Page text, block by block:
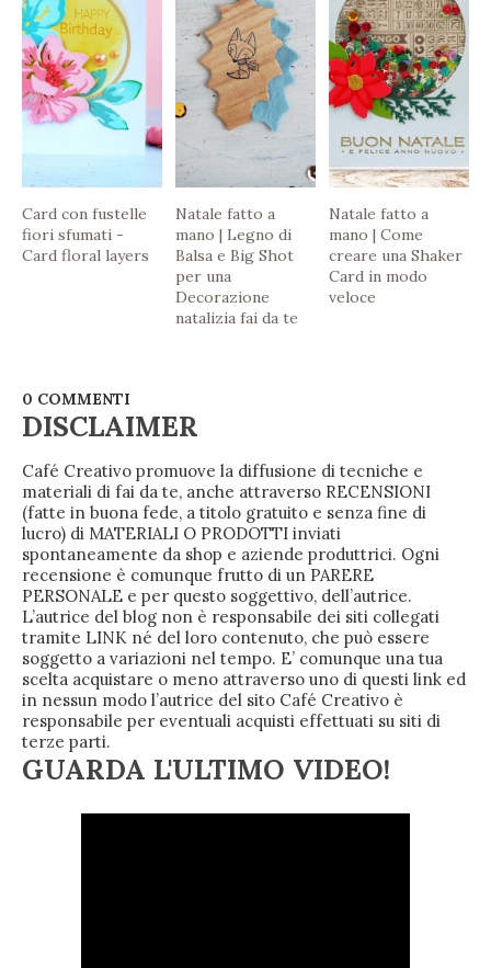
Card con fustelle
fiori sfumati -
Card floral layers
Natale fatto a
mano | Legno di
Balsa e Big Shot
per una
Decorazione
natalizia fai da te
Natale fatto a
mano | Come
creare una Shaker
Card in modo
veloce
0 COMMENTI
DISCLAIMER
Café Creativo promuove la diffusione di tecniche e
materiali di fai da te, anche attraverso RECENSIONI
(fatte in buona fede, a titolo gratuito e senza fine di
lucro) di MATERIALI O PRODOTTI inviati
spontaneamente da shop e aziende produttrici. Ogni
recensione è comunque frutto di un PARERE
PERSONALE e per questo soggettivo, dell’autrice.
L’autrice del blog non è responsabile dei siti collegati
tramite LINK né del loro contenuto, che può essere
soggetto a variazioni nel tempo. E’ comunque una tua
scelta acquistare o meno attraverso uno di questi link ed
in nessun modo l’autrice del sito Café Creativo è
responsabile per eventuali acquisti effettuati su siti di
terze parti.
GUARDA L'ULTIMO VIDEO!